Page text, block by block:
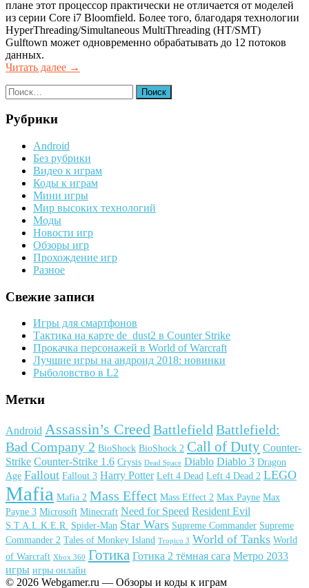
плане этот процессор практически не отличается от моделей
из серии Core i7 Bloomfield. Более того, благодаря технологии
HyperThreading/Simultaneous MultiThreading (HT/SMT)
Gulftown может одновременно обрабатывать до 12 потоков
данных.
Читать далее «MAINGEAR,
Micro
представили
свои
решения
на
базе
Gulftown»
→
Найти:
Рубрики
Android
Без рубрики
Видео к играм
Коды к играм
Мини игры
Мир высоких технологий
Моды
Новости игр
Обзоры игр
Прохождение игр
Разное
Свежие записи
Игры для смартфонов
Тактика на карте de_dust2 в Counter Strike
Прокачка персонажей в World of Warcraft
Лучшие игры на андроид 2018: новинки
Рыболовство в L2
Метки
Android Assassin’s Creed Battlefield Battlefield:
Bad Company 2 BioShock BioShock 2 Call of Duty Counter-
Strike Counter-Strike 1.6 Crysis Dead Space Diablo Diablo 3 Dragon
Age Fallout Fallout 3 Harry Potter Left 4 Dead Left 4 Dead 2 LEGO
Mafia Mafia 2 Mass Effect Mass Effect 2 Max Payne Max
Payne 3 Microsoft Minecraft Need for Speed Resident Evil
S.T.A.L.K.E.R. Spider-Man Star Wars Supreme Commander Supreme
Commander 2 Tales of Monkey Island Tropico 3 World of Tanks World
of Warcraft Xbox 360 Готика Готика 2 тёмная сага Метро 2033
игры игры онлайн
© 2026 Webgamer.ru — Обзоры и коды к играм